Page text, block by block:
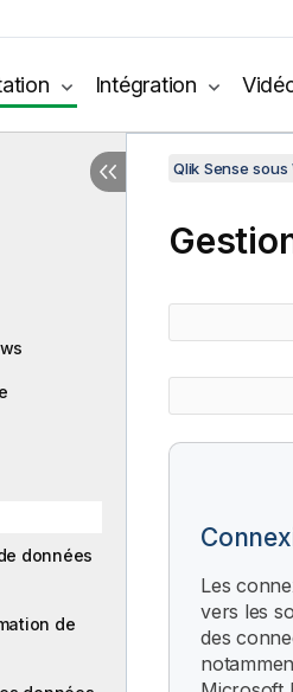
Intégration
données
de
Qlik Sense
Les
vers les
des